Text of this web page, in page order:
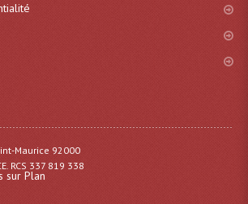
Mixages Et Contrôleurs & Consoles
Tables De Mixage DJ
Maurice 92000
RCS 337 819 338
sur Plan